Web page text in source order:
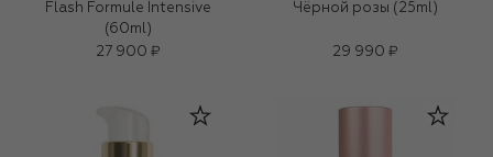
Flash Formule Intensive
(60ml)
27 900 ₽
Чёрной розы (25ml)
29 990 ₽